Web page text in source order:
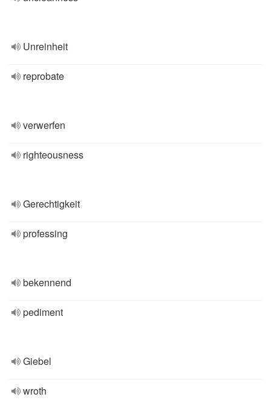
Unreinheit
reprobate
verwerfen
righteousness
Gerechtigkeit
professing
bekennend
pediment
Giebel
wroth